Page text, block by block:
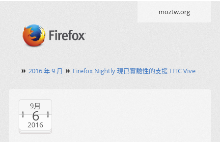
moztw.org
» 2016 年 9 月 » Firefox Nightly 現已實驗性的支援 HTC Vive
9月
6
2016